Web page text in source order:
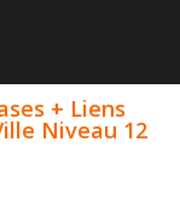
+ Liens
Niveau 12